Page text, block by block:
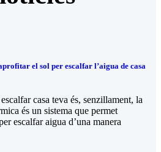
el sol per escalfar l’aigua de casa
casa teva és, senzillament, la
és un sistema que permet
escalfar aigua d’una manera